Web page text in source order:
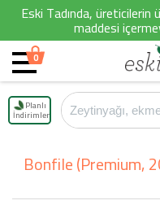
Eski Tadında, üreticilerin
maddesi
0
Planlı
İndirimler
Bonfile (Premium,